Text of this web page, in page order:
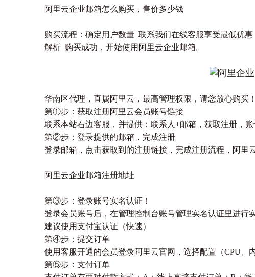
阿里云企业邮箱怎么购买，售价多少钱
购买流程：确定用户数量 联系我们在线客服享受最低优
解析 购买成功，开始使用 阿里云企业邮箱。
华南区代理，直属阿里云，最高管理权限，请您放心购买！
第①步：获取注册阿里云会员账号链接
联系本站右边客服，并提供：联系人+邮箱，获取注册，账
第②步：登录提供的邮箱，完成注册
登录邮箱，点击获取到的注册链接，完成注册流程，阿里
阿里云企业邮箱注册地址
第③步：登录账号实名认证！
登录会员账号后，在管理控制台账号管理实名认证里进行
建议使用支付宝认证（快速）
第④步：提交订单
使用客服开通的会员登录阿里云官网，选择配置（CPU、
第⑤步：支付订单